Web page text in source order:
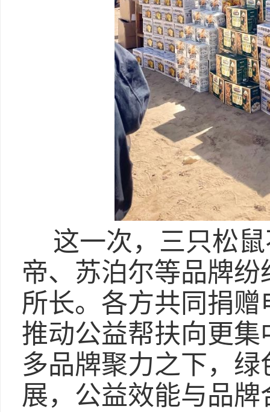
这一次，三只松
帝、苏泊尔等品牌
所长。各方共同捐
推动公益帮扶向更
多品牌聚力之下，
展，公益效能与品